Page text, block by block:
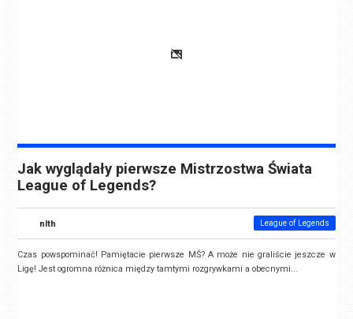
Jak wyglądały pierwsze Mistrzostwa Świata
League of Legends?
nlth League of Legends
Czas powspominać! Pamiętacie pierwsze MŚ? A może nie graliście jeszcze w
Ligę! Jest ogromna różnica między tamtymi rozgrywkami a obecnymi...